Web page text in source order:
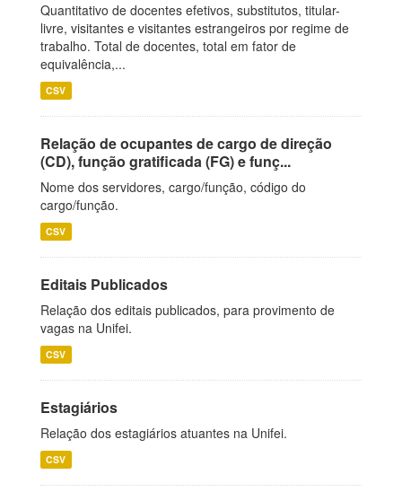
Quantitativo de docentes efetivos, substitutos, titular-
livre, visitantes e visitantes estrangeiros por regime de
trabalho. Total de docentes, total em fator de
equivalência,...
CSV
Relação de ocupantes de cargo de direção
(CD), função gratificada (FG) e funç...
Nome dos servidores, cargo/função, código do
cargo/função.
CSV
Editais Publicados
Relação dos editais publicados, para provimento de
vagas na Unifei.
CSV
Estagiários
Relação dos estagiários atuantes na Unifei.
CSV